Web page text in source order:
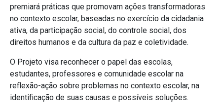
premiará práticas que promovam ações transformadoras
no contexto escolar, baseadas no exercício da cidadania
ativa, da participação social, do controle social, dos
direitos humanos e da cultura da paz e coletividade.
O Projeto visa reconhecer o papel das escolas,
estudantes, professores e comunidade escolar na
reflexão-ação sobre problemas no contexto escolar, na
identificação de suas causas e possíveis soluções.